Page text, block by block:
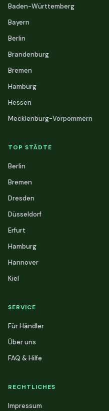
Baden-Württemberg
Bayern
Berlin
Brandenburg
Bremen
Hamburg
Hessen
Mecklenburg-Vorpommern
TOP STÄDTE
Berlin
Bremen
Dresden
Düsseldorf
Erfurt
Hamburg
Hannover
Kiel
SERVICE
Für Händler
Über uns
FAQ & Hilfe
RECHTLICHES
Impressum